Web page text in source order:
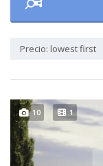
Precio: lowest first
10 1